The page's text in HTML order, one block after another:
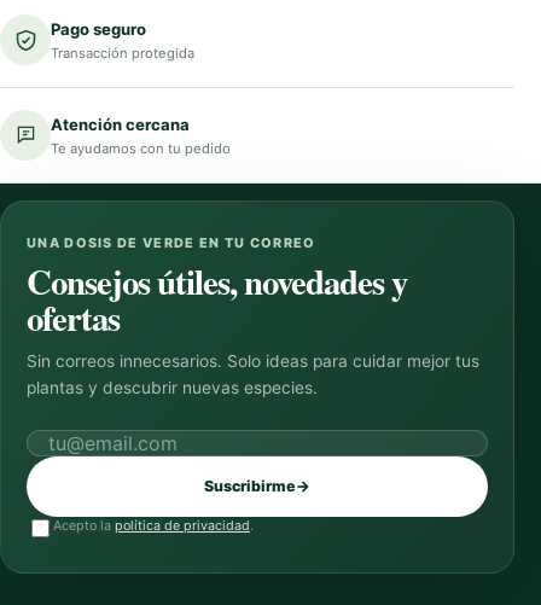
Pago seguro
Transacción protegida
Atención cercana
Te ayudamos con tu pedido
UNA DOSIS DE VERDE EN TU CORREO
Consejos útiles, novedades y
ofertas
Sin correos innecesarios. Solo ideas para cuidar mejor tus
plantas y descubrir nuevas especies.
Correo electrónico
Suscribirme→
Acepto la política de privacidad.